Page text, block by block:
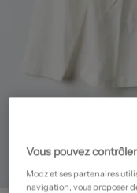
Vous pouvez
Modz et ses partenaires
navigation, vous proposer